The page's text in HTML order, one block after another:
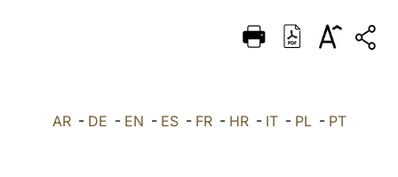
DEUTSCH
العربيّة AR- DE - EN - ES- FR- HR- IT- PL- PT